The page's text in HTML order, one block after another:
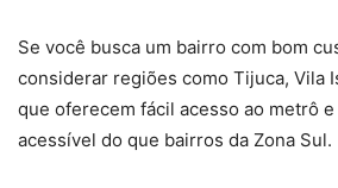
Se você busca um bairro com bom
considerar regiões como Tijuca, Vila
que oferecem fácil acesso ao metrô
acessível do que bairros da Zona Sul.